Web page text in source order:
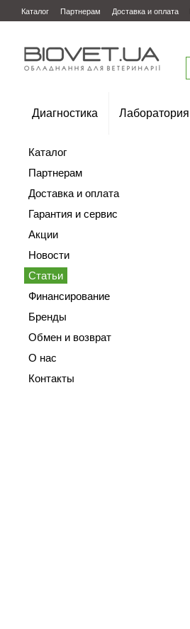
Перейти к основному контенту
Каталог Партнерам Доставка и оплата
Диагностика Лаборатория
Каталог
Партнерам
Доставка и оплата
Гарантия и сервис
Акции
Новости
Статьи
Финансирование
Бренды
Обмен и возврат
О нас
Контакты